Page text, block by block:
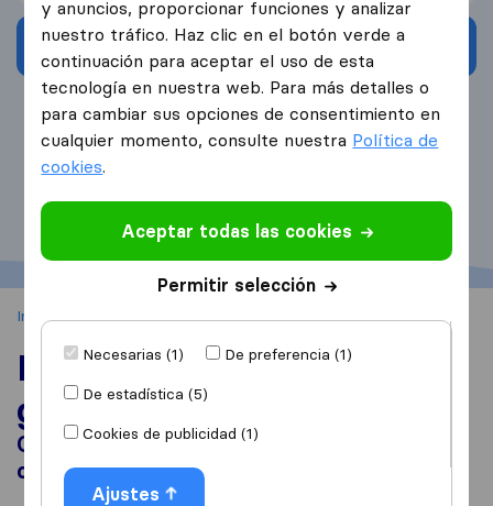
Recibe presupuestos
4.3 793 Reseñas de Google
Inicio Mudanzas nacionales en España Guardamuebles
Mudanzas y
guardamuebles en 2026
Guía completa de precios en España y
consejos
y anuncios, proporcionar funciones y analizar
nuestro tráfico. Haz clic en el botón verde a
continuación para aceptar el uso de esta
tecnología en nuestra web. Para más detalles o
para cambiar sus opciones de consentimiento en
cualquier momento, consulte nuestra Política de
cookies.
Aceptar todas las cookies
Permitir selección
Necesarias (1)
De preferencia (1)
De estadística (5)
Cookies de publicidad (1)
Ajustes